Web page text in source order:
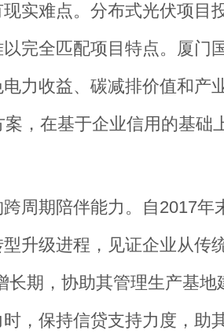
实难点。分布式光伏项目
完全匹配项目特点。厦门
力收益、碳减排价值和产
，在基于企业信用的基础
周期陪伴能力。自2017年
升级进程，见证企业从传
长期，协助其管理生产基
，保持信贷支持力度，助